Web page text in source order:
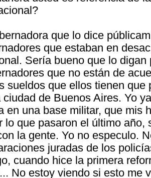
que lo dice
que estaban en
Sería bueno que lo digan
que no están de
sueldos que ellos tienen que
ciudad de Buenos Aires. Yo
en una base militar, que mis
lo que pasaron el último año,
la gente. Yo no especulo.
juradas de los
cuando hice la primera
No estoy viendo si esto me